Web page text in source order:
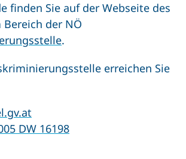
finden Sie auf der Webseite des
Bereich der NÖ
.
erreichen Sie
DW 16198